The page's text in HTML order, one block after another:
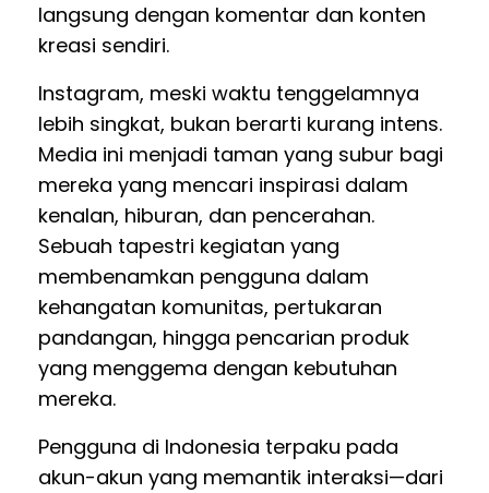
langsung dengan komentar dan konten
kreasi sendiri.
Instagram, meski waktu tenggelamnya
lebih singkat, bukan berarti kurang intens.
Media ini menjadi taman yang subur bagi
mereka yang mencari inspirasi dalam
kenalan, hiburan, dan pencerahan.
Sebuah tapestri kegiatan yang
membenamkan pengguna dalam
kehangatan komunitas, pertukaran
pandangan, hingga pencarian produk
yang menggema dengan kebutuhan
mereka.
Pengguna di Indonesia terpaku pada
akun-akun yang memantik interaksi—dari